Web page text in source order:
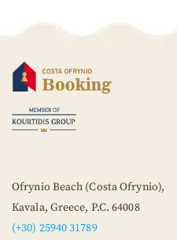
Ofrynio Beach (Costa Ofrynio),
Kavala, Greece, P.C. 64008
(+30) 25940 31789